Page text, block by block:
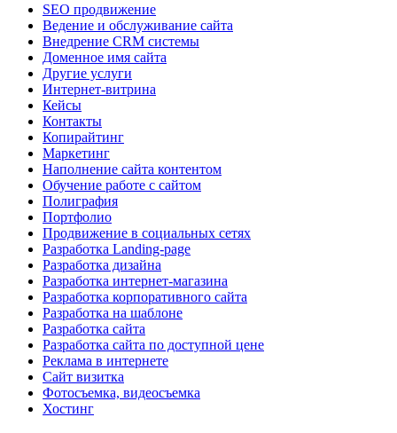
SEO продвижение
Ведение и обслуживание сайта
Внедрение CRM системы
Доменное имя сайта
Другие услуги
Интернет-витрина
Кейсы
Контакты
Копирайтинг
Маркетинг
Наполнение сайта контентом
Обучение работе с сайтом
Полиграфия
Портфолио
Продвижение в социальных сетях
Разработка Landing-page
Разработка дизайна
Разработка интернет-магазина
Разработка корпоративного сайта
Разработка на шаблоне
Разработка сайта
Разработка сайта по доступной цене
Реклама в интернете
Сайт визитка
Фотосъемка, видеосъемка
Хостинг